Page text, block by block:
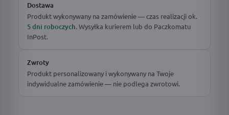
Dostawa
Produkt wykonywany na zamówienie — czas realizacji ok.
5 dni roboczych. Wysyłka kurierem lub do Paczkomatu
InPost.
Zwroty
Produkt personalizowany i wykonywany na Twoje
indywidualne zamówienie — nie podlega zwrotowi.